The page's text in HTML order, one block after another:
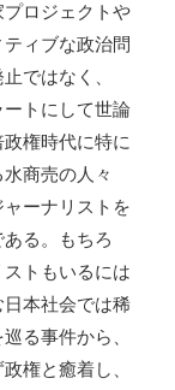
ロジェクトや
ィブな政治問
ではなく、
ートにして世論
権時代に特に
商売の人々
ーナリストを
る。もちろ
トもいるには
本社会では稀
る事件から、
権と癒着し、